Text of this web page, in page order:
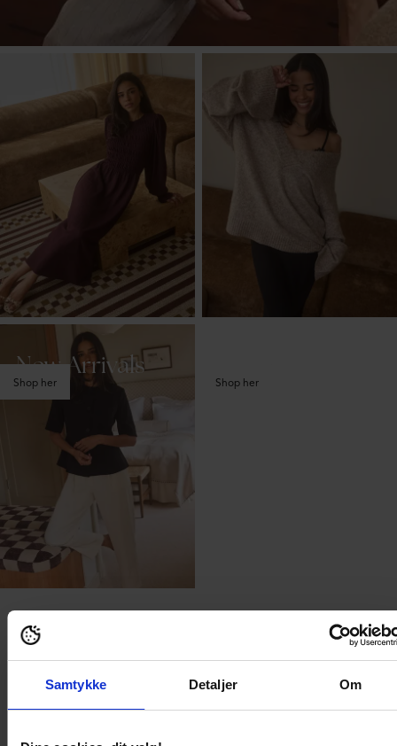
Samtykke Detaljer Om
Fall in Focus
Til kampagnen
New Arrivals
Shop her Shop her
Tops & Blouses
NYHEDER
Shop her